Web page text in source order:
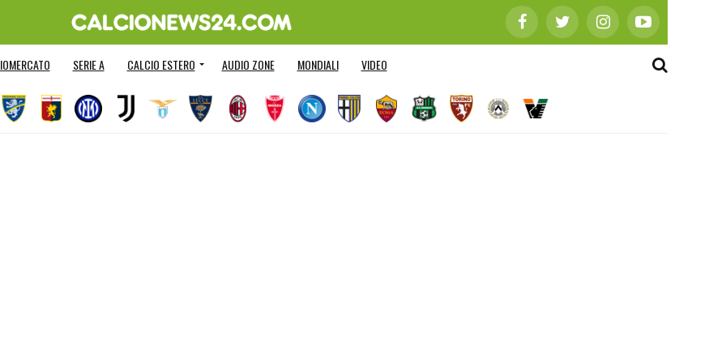
SERIE A CALCIO ESTERO AUDIO ZONE MONDIALI VIDEO